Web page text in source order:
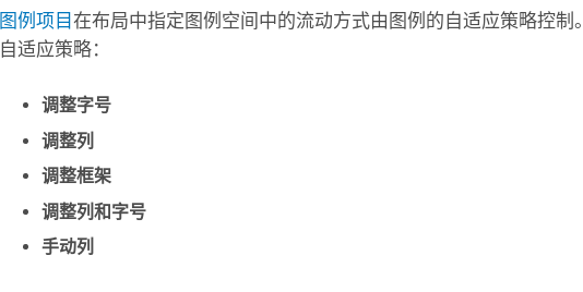
图例项目在布局中指定图例空间中的流动方式由图例的自适应策略控制
自适应策略：
调整字号
调整列
调整框架
调整列和字号
手动列